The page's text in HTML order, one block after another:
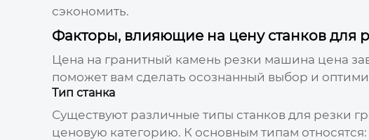
сэкономить.
Факторы, влияющие на цену станков для
Цена на гранитный камень резки машина цена
поможет вам сделать осознанный выбор и
Тип станка
Существуют различные типы станков для резки
ценовую категорию. К основным типам относятся: